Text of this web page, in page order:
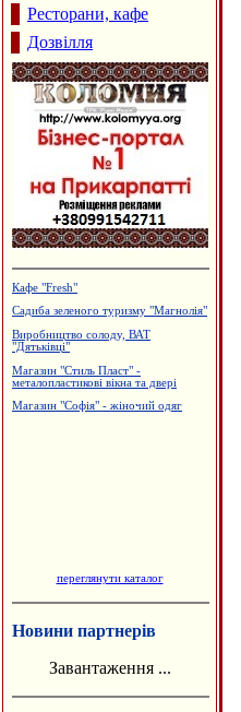
Ресторани, кафе
Дозвілля
Кафе "Fresh"
Садиба зеленого туризму "Магнолія"
Виробництво солоду, ВАТ
"Дятьківці"
Магазин "Стиль Пласт" -
металопластикові вікна та двері
Магазин "Софія" - жіночий одяг
переглянути каталог
Новини партнерів
Завантаження ...